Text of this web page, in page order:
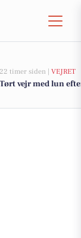
22 timer siden | VEJRET
Tørt vejr med lun